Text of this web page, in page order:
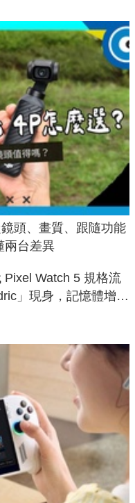
頭、畫質、跟隨功能
兩台差異
Pixel Watch 5 規格流
」現身，記憶體增強